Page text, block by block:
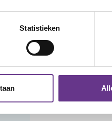
Statistieken
daar